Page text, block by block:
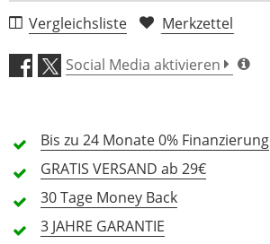
1 Rezension
5 Sterne
4 Sterne
2 Sterne
1 Sterne
Vergleichsliste Merkzettel
Social Media aktivieren
Bis zu 24 Monate0% Finanzierung
GRATIS VERSAND ab 29€
30 Tage Money Back
3 JAHRE GARANTIE